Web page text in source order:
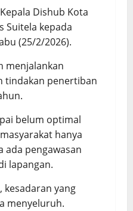
Dishub Kota
Suitela kepada
(25/2/2026).
menjalankan
tindakan penertiban
belum optimal
hanya
ada pengawasan
lapangan.
kesadaran yang
menyeluruh.